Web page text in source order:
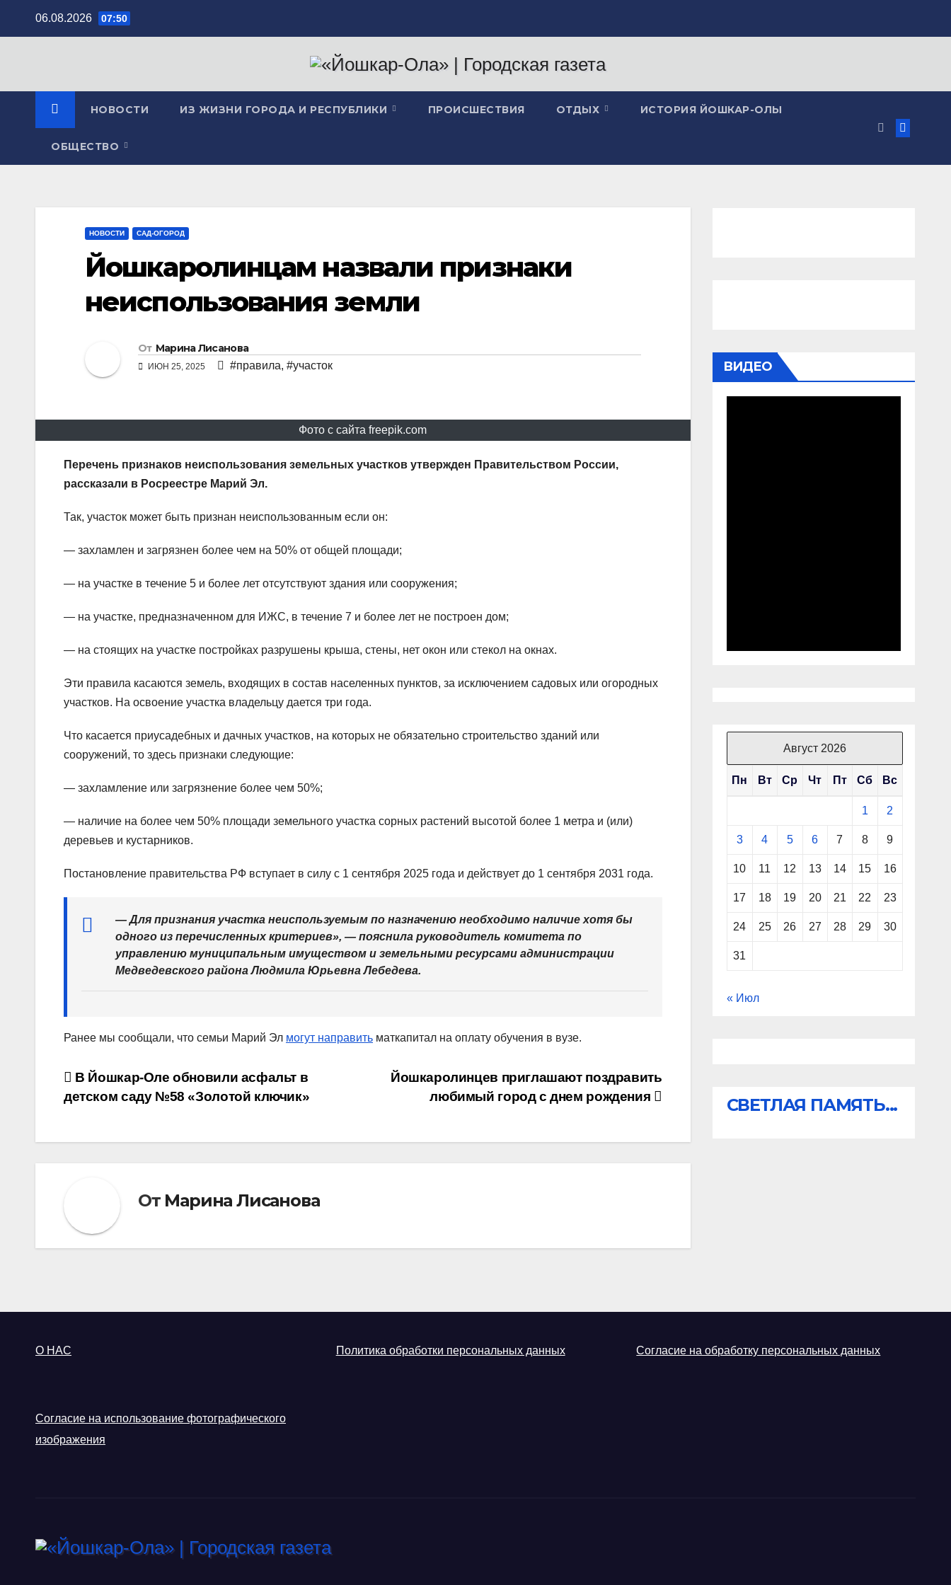
06.08.2026 07:50
НОВОСТИ ИЗ ЖИЗНИ ГОРОДА И РЕСПУБЛИКИ ПРОИСШЕСТВИЯ ОТДЫХ ИСТОРИЯ ЙОШКАР-ОЛЫ
ОБЩЕСТВО
НОВОСТИ САД-ОГОРОД
Йошкаролинцам назвали признаки
неиспользования земли
От Марина Лисанова
ИЮН 25, 2025 #правила, #участок
Фото с сайта freepik.com
Перечень признаков неиспользования земельных участков утвержден Правительством России,
рассказали в Росреестре Марий Эл.
Так, участок может быть признан неиспользованным если он:
— захламлен и загрязнен более чем на 50% от общей площади;
— на участке в течение 5 и более лет отсутствуют здания или сооружения;
— на участке, предназначенном для ИЖС, в течение 7 и более лет не построен дом;
— на стоящих на участке постройках разрушены крыша, стены, нет окон или стекол на окнах.
Эти правила касаются земель, входящих в состав населенных пунктов, за исключением садовых или огородных
участков. На освоение участка владельцу дается три года.
Что касается приусадебных и дачных участков, на которых не обязательно строительство зданий или
сооружений, то здесь признаки следующие:
— захламление или загрязнение более чем 50%;
— наличие на более чем 50% площади земельного участка сорных растений высотой более 1 метра и (или)
деревьев и кустарников.
Постановление правительства РФ вступает в силу с 1 сентября 2025 года и действует до 1 сентября 2031 года.
— Для признания участка неиспользуемым по назначению необходимо наличие хотя бы
одного из перечисленных критериев», — пояснила руководитель комитета по
управлению муниципальным имуществом и земельными ресурсами администрации
Медведевского района Людмила Юрьевна Лебедева.
Ранее мы сообщали, что семьи Марий Эл могут направить маткапитал на оплату обучения в вузе.
Навигация
по
записям
Йошкаролинцев приглашают поздравить
любимый город с днем рождения
В Йошкар-Оле обновили асфальт в
детском саду №58 «Золотой ключик»
От Марина Лисанова
ВИДЕО
Август 2026
Пн Вт Ср Чт Пт Сб Вс
1 2
3 4 5 6 7 8 9
10 11 12 13 14 15 16
17 18 19 20 21 22 23
24 25 26 27 28 29 30
31
« Июл
СВЕТЛАЯ ПАМЯТЬ...
О НАС Политика обработки персональных данных Согласие на обработку персональных данных
Согласие на использование фотографического
изображения